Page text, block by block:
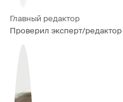
Главный редактор
Проверил эксперт/редактор